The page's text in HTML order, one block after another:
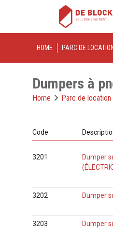
HOME PARC DE LOCATION
Dumpers à
Home Parc de location
Code
3201
Dumper
3202 Dumper
3203 Dumper